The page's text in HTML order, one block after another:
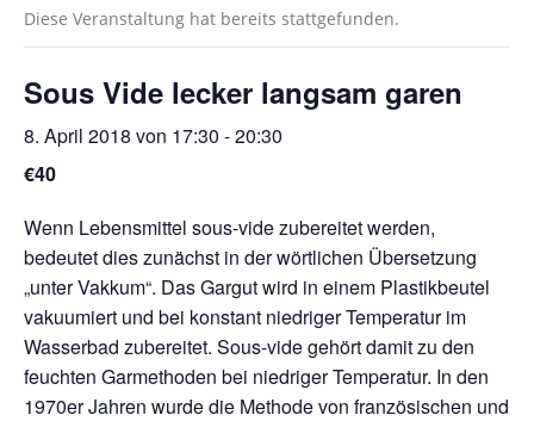
Diese Veranstaltung hat bereits stattgefunden.
Sous Vide lecker langsam garen
8. April 2018 von 17:30 -20:30
€40
Wenn Lebensmittel sous-vide zubereitet werden,
bedeutet dies zunächst in der wörtlichen Übersetzung
„unter Vakkum“. Das Gargut wird in einem Plastikbeutel
vakuumiert und bei konstant niedriger Temperatur im
Wasserbad zubereitet. Sous-vide gehört damit zu den
feuchten Garmethoden bei niedriger Temperatur. In den
1970er Jahren wurde die Methode von französischen und